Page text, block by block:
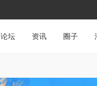
论坛 资讯 圈子